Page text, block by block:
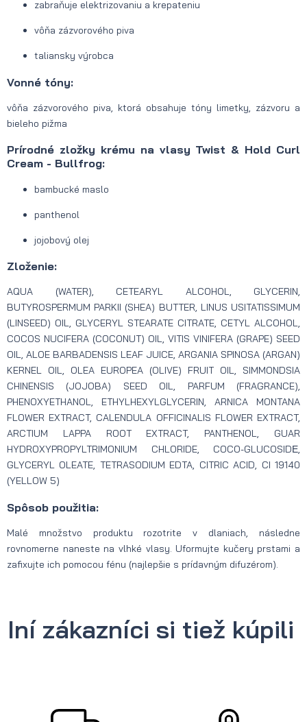
zabraňuje elektrizovaniu a krepateniu
vôňa zázvorového piva
taliansky výrobca
Vonné tóny:
vôňa zázvorového piva, ktorá obsahuje tóny limetky, zázvoru a
bieleho pižma
Prírodné zložky krému na vlasy Twist & Hold Curl
Cream - Bullfrog:
bambucké maslo
panthenol
jojobový olej
Zloženie:
AQUA (WATER), CETEARYL ALCOHOL, GLYCERIN,
BUTYROSPERMUM PARKII (SHEA) BUTTER, LINUS USITATISSIMUM
(LINSEED) OIL, GLYCERYL STEARATE CITRATE, CETYL ALCOHOL,
COCOS NUCIFERA (COCONUT) OIL, VITIS VINIFERA (GRAPE) SEED
OIL, ALOE BARBADENSIS LEAF JUICE, ARGANIA SPINOSA (ARGAN)
KERNEL OIL, OLEA EUROPEA (OLIVE) FRUIT OIL, SIMMONDSIA
CHINENSIS (JOJOBA) SEED OIL, PARFUM (FRAGRANCE),
PHENOXYETHANOL, ETHYLHEXYLGLYCERIN, ARNICA MONTANA
FLOWER EXTRACT, CALENDULA OFFICINALIS FLOWER EXTRACT,
ARCTIUM LAPPA ROOT EXTRACT, PANTHENOL, GUAR
HYDROXYPROPYLTRIMONIUM CHLORIDE, COCO-GLUCOSIDЕ,
GLYCERYL OLEATE, TETRASODIUM EDTA, CITRIC ACID, CI 19140
(YELLOW 5)
Spôsob použitia:
Malé množstvo produktu rozotrite v dlaniach, následne
rovnomerne naneste na vlhké vlasy. Uformujte kučery prstami a
zafixujte ich pomocou fénu (najlepšie s prídavným difuzérom).
Iní zákazníci si tiež kúpili